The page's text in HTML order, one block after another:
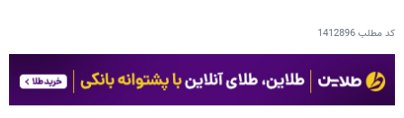
کد مطلب1412896